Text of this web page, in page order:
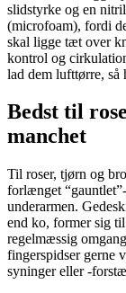
slidstyrke og en
(microfoam), fordi
skal ligge tæt over
kontrol og
lad dem lufttørre,
Bedst til
manchet
Til roser, tjørn og
forlænget
underarmen.
end ko, former sig
regelmæssig
fingerspidser gerne
syninger eller -